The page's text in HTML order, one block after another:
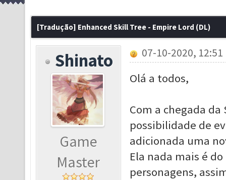
[Tradução] Enhanced Skill Tree - Empire Lord (DL)
Shinato
Game
Master
07-10-2020, 12:51
Olá a todos,
Com a chegada
possibilidade de
adicionada uma
Ela nada mais é
personagens,